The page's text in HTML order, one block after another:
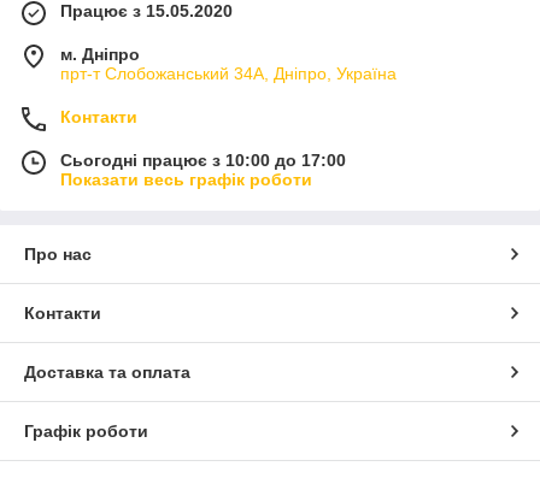
Працює з 15.05.2020
м. Дніпро
прт-т Слобожанський 34А, Дніпро, Україна
Контакти
Сьогодні працює з 10:00 до 17:00
Показати весь графік роботи
Про нас
Контакти
Доставка та оплата
Графік роботи